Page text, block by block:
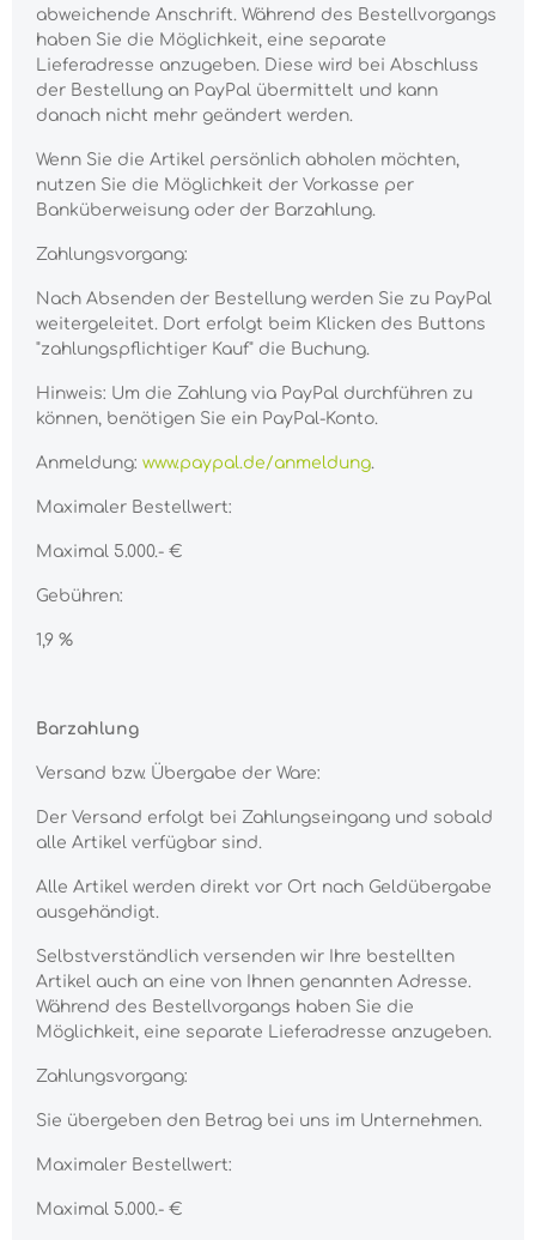
abweichende Anschrift. Während des Bestellvorgangs
haben Sie die Möglichkeit, eine separate
Lieferadresse anzugeben. Diese wird bei Abschluss
der Bestellung an PayPal übermittelt und kann
danach nicht mehr geändert werden.
Wenn Sie die Artikel persönlich abholen möchten,
nutzen Sie die Möglichkeit der Vorkasse per
Banküberweisung oder der Barzahlung.
Zahlungsvorgang:
Nach Absenden der Bestellung werden Sie zu PayPal
weitergeleitet. Dort erfolgt beim Klicken des Buttons
"zahlungspflichtiger Kauf" die Buchung.
Hinweis: Um die Zahlung via PayPal durchführen zu
können, benötigen Sie ein PayPal-Konto.
Anmeldung: www.paypal.de/anmeldung.
Maximaler Bestellwert:
Maximal 5.000.- €
Gebühren:
1,9 %
Barzahlung
Versand bzw. Übergabe der Ware:
Der Versand erfolgt bei Zahlungseingang und sobald
alle Artikel verfügbar sind.
Alle Artikel werden direkt vor Ort nach Geldübergabe
ausgehändigt.
Selbstverständlich versenden wir Ihre bestellten
Artikel auch an eine von Ihnen genannten Adresse.
Während des Bestellvorgangs haben Sie die
Möglichkeit, eine separate Lieferadresse anzugeben.
Zahlungsvorgang:
Sie übergeben den Betrag bei uns im Unternehmen.
Maximaler Bestellwert:
Maximal 5.000.- €